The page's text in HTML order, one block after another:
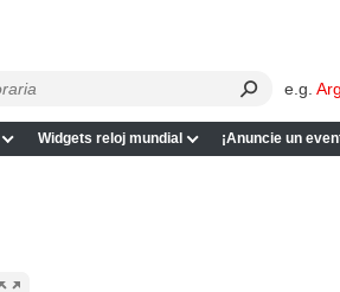
e.g.
Widgets reloj mundial ¡Anuncie un